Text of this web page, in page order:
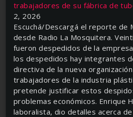
trabajadores de su fábrica de
2, 2026
Escuchá/Descargá el reporte de
desde Radio La Mosquitera.
fueron despedidos de la
los despedidos hay integrantes
directiva de la nueva
trabajadores de la industria
pretende justificar estos
problemas económicos. Enrique
laboralista, dio detalles acerca